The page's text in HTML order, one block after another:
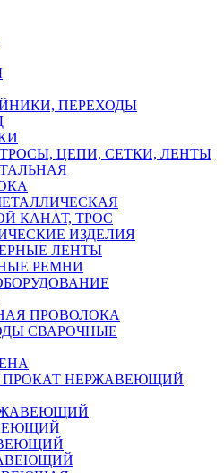
ПЕРЕХОДЫ
ЦЕПИ, СЕТКИ, ЛЕНТЫ
КАНАТ, ТРОС
ИЗДЕЛИЯ
ЛЕНТЫ
РЕМНИ
ПРОВОЛОКА
СВАРОЧНЫЕ
НЕРЖАВЕЮЩИЙ